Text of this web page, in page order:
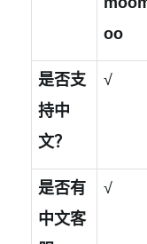
oo
是否支
持中
文？
√
是否有
中文客
√